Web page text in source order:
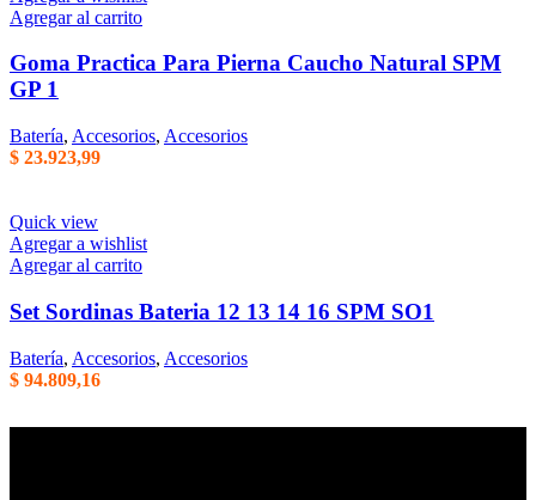
Agregar al carrito
Goma Practica Para Pierna Caucho Natural SPM
GP 1
Batería, Accesorios, Accesorios
$ 23.923,99
Quick view
Agregar a wishlist
Agregar al carrito
Set Sordinas Bateria 12 13 14 16 SPM SO1
Batería, Accesorios, Accesorios
$ 94.809,16